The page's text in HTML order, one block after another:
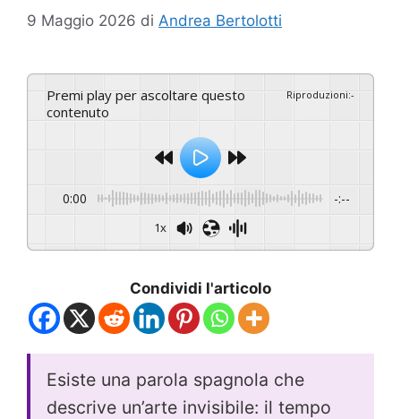
9 Maggio 2026 di Andrea Bertolotti
Premi play per ascoltare questo
contenuto
Riproduzioni:-
0:00 -:--
1x
Condividi l'articolo
Esiste una parola spagnola che
descrive un’arte invisibile: il tempo